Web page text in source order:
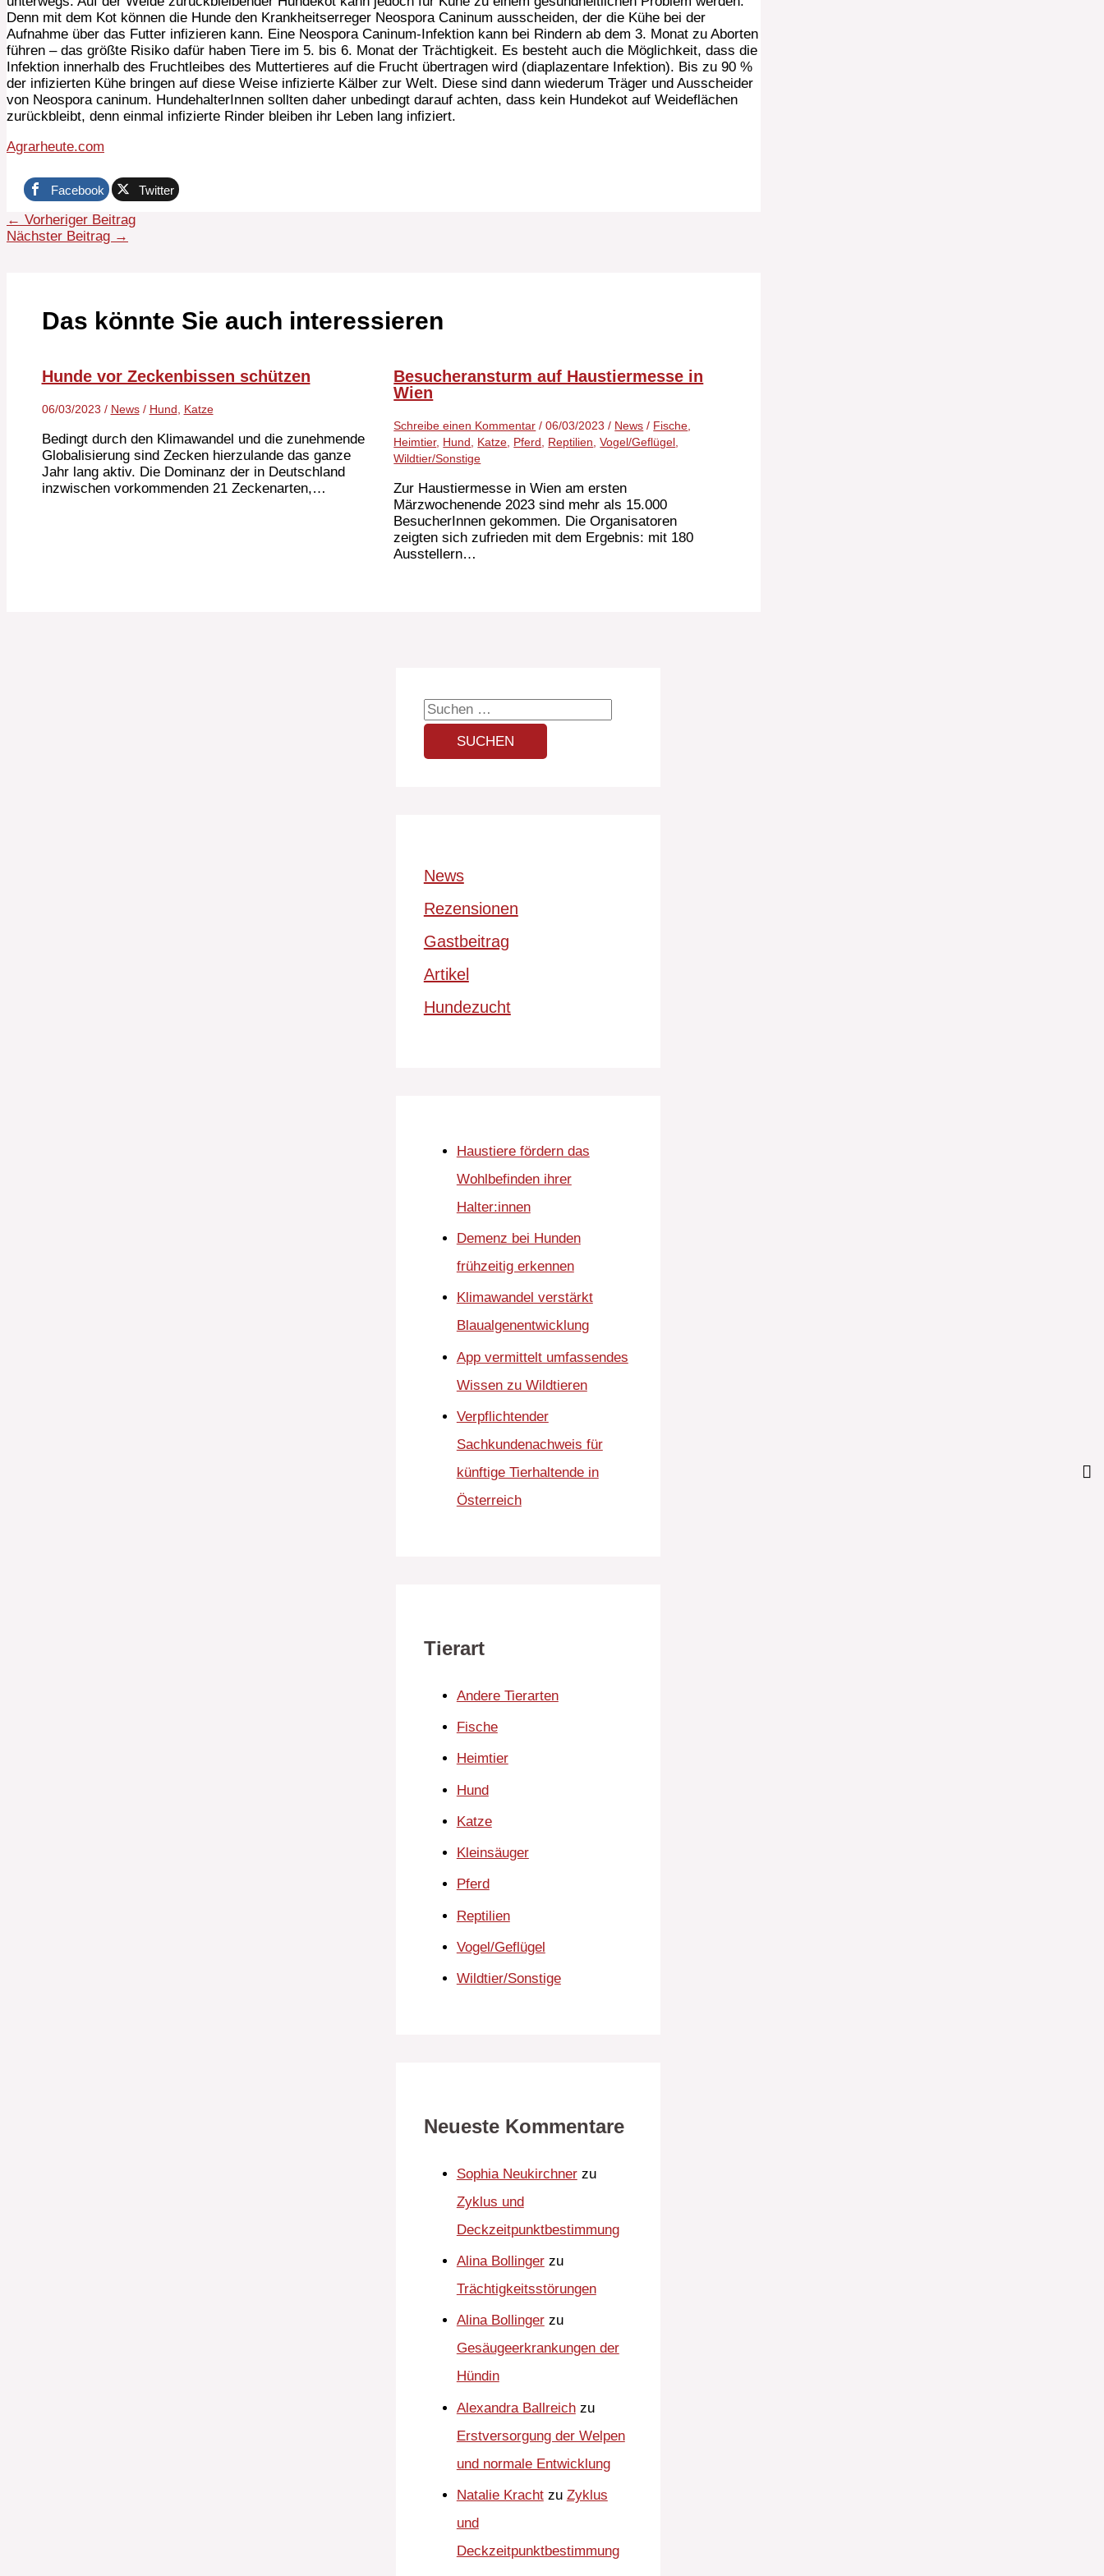
Denn mit dem Kot können die Hunde den Krankheitserreger Neospora Caninum ausscheiden, der die Kühe bei der
Aufnahme über das Futter infizieren kann. Eine Neospora Caninum-Infektion kann bei Rindern ab dem 3. Monat zu Aborten
führen – das größte Risiko dafür haben Tiere im 5. bis 6. Monat der Trächtigkeit. Es besteht auch die Möglichkeit, dass die
Infektion innerhalb des Fruchtleibes des Muttertieres auf die Frucht übertragen wird (diaplazentare Infektion). Bis zu 90 %
der infizierten Kühe bringen auf diese Weise infizierte Kälber zur Welt. Diese sind dann wiederum Träger und Ausscheider
von Neospora caninum. HundehalterInnen sollten daher unbedingt darauf achten, dass kein Hundekot auf Weideflächen
zurückbleibt, denn einmal infizierte Rinder bleiben ihr Leben lang infiziert.
Agrarheute.com
Facebook Twitter
← Vorheriger Beitrag
Nächster Beitrag →
Das könnte Sie auch interessieren
Hunde vor Zeckenbissen schützen
06/03/2023 / News/ Hund, Katze
Bedingt durch den Klimawandel und die zunehmende
Globalisierung sind Zecken hierzulande das ganze
Jahr lang aktiv. Die Dominanz der in Deutschland
inzwischen vorkommenden 21 Zeckenarten,…
Besucheransturm auf Haustiermesse in
Wien
Schreibe einen Kommentar /06/03/2023/ News / Fische,
Heimtier, Hund, Katze, Pferd, Reptilien,Vogel/Geflügel,
Wildtier/Sonstige
Zur Haustiermesse in Wien am ersten
Märzwochenende 2023 sind mehr als 15.000
BesucherInnen gekommen. Die Organisatoren
zeigten sich zufrieden mit dem Ergebnis: mit 180
Ausstellern…
News
Rezensionen
Gastbeitrag
Artikel
Hundezucht
Haustiere fördern das
Wohlbefinden ihrer
Halter:innen
Demenz bei Hunden
frühzeitig erkennen
Klimawandel verstärkt
Blaualgenentwicklung
App vermittelt umfassendes
Wissen zu Wildtieren
Verpflichtender
Sachkundenachweis für
künftige Tierhaltende in
Österreich
Tierart
Andere Tierarten
Fische
Heimtier
Hund
Katze
Kleinsäuger
Pferd
Reptilien
Vogel/Geflügel
Wildtier/Sonstige
Neueste Kommentare
Sophia Neukirchnerzu
Zyklus und
Deckzeitpunktbestimmung
Alina Bollingerzu
Trächtigkeitsstörungen
Alina Bollingerzu
Gesäugeerkrankungen der
Hündin
Alexandra Ballreichzu
Erstversorgung der Welpen
und normale Entwicklung
Natalie Krachtzu Zyklus
und
Deckzeitpunktbestimmung